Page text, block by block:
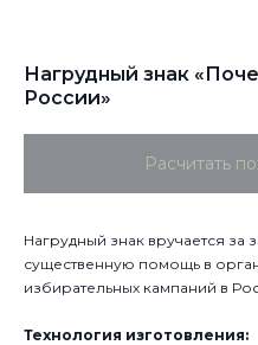
Нагрудный знак
России»
Расчитать
Нагрудный знак вручается за
существенную помощь в
избирательных кампаний в
Технология изготовления: